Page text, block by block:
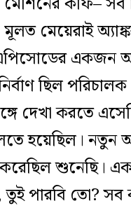
মূলত মেয়েরাই
একজন
ছিল
দেখা করতে
হয়েছিল। নতুন
শুনেছি।
তুই পারবি তো?